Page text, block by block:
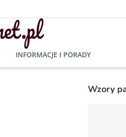
INFORMACJE I PORADY
Wzory